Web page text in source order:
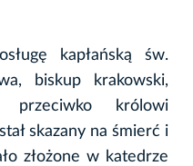
kapłańską św.
biskup krakowski,
królowi
skazany na śmierć i
złożone w katedrze